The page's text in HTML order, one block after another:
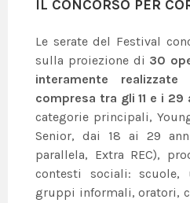
IL CONCORSO PER
Le serate del Festival
sulla proiezione di 30
interamente
compresa tra gli 11 e i 29
categorie principali,
Senior, dai 18 ai 29
parallela, Extra REC),
contesti sociali: scuole,
gruppi informali, oratori,